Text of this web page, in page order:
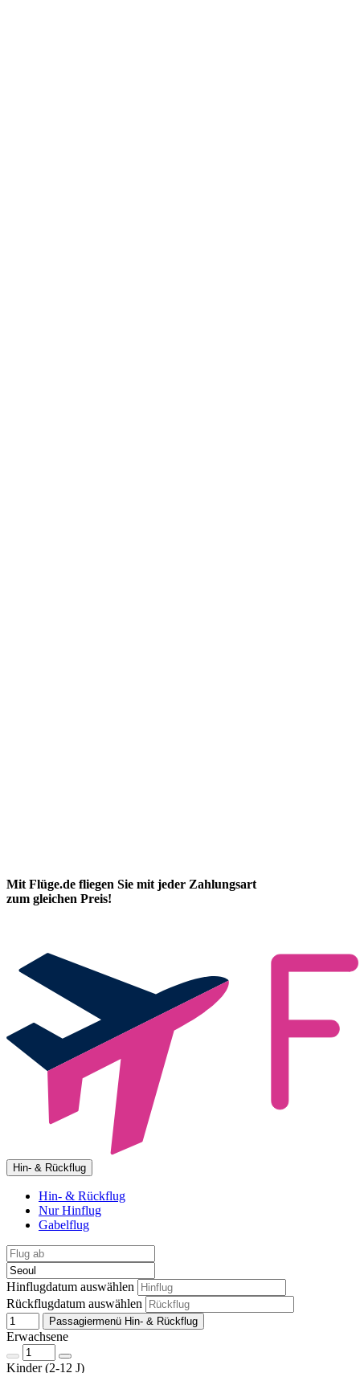
Mit Flüge.de fliegen Sie mit jeder Zahlungsart
zum gleichen Preis!
Hin- & Rückflug
Hin- & Rückflug
Nur Hinflug
Gabelflug
Hinflugdatum auswählen
Rückflugdatum auswählen
Passagiermenü Hin- & Rückflug
Erwachsene
Kinder (2-12 J)